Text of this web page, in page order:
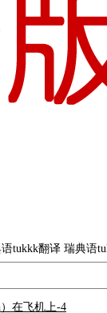
tukkk翻译 瑞典语
在飞机上-4